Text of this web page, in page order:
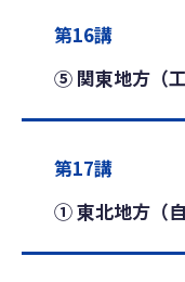
第16講
⑤ 関東地方（工
第17講
① 東北地方（自